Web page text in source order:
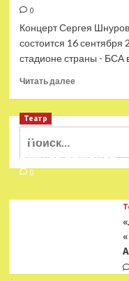
0
Концерт Сергея
состоится 16
стадионе страны - БСА
Читать далееПрочитать
«Ленинград»
в
«Лужниках»
Найти:
Театр
Ушёл из жизни
Виктор Баженов
0